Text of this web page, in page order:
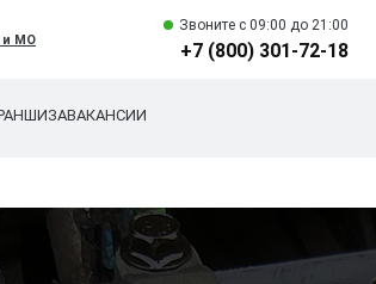
и МО
Звоните c 09:00 до 21:00
+7 (800) 301-72-18
ВАКАНСИИ